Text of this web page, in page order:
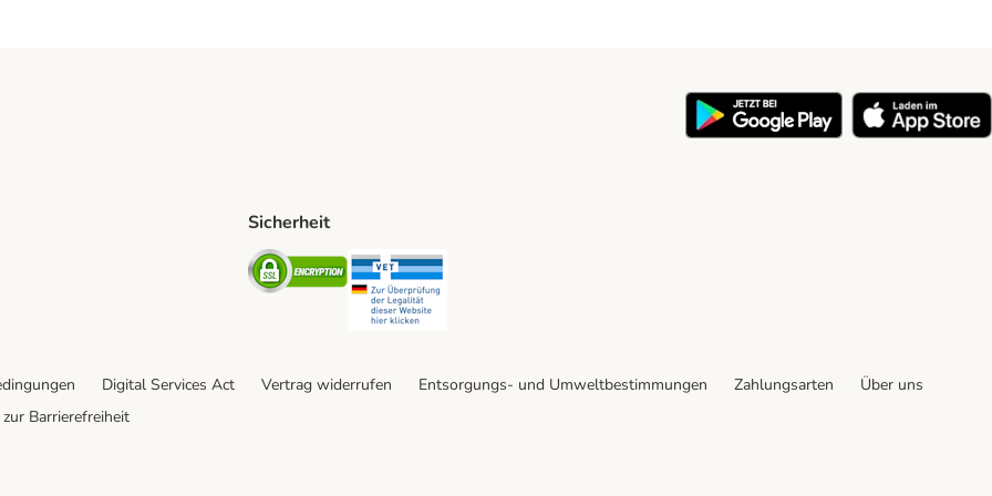
Post Shipping Method
Sicherheit
Security
Digital Services Act Vertrag widerrufen Entsorgungs- und Umweltbestimmungen Zahlungsarten
Über uns
Barrierefreiheit